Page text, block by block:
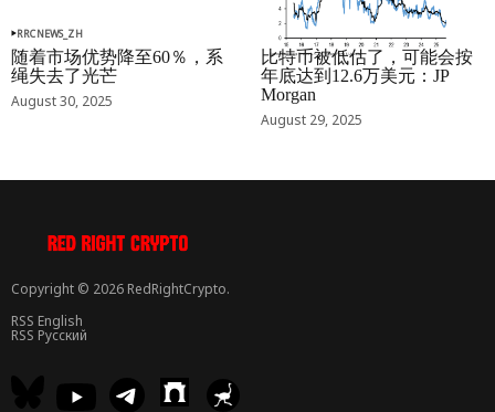
RRCNEWS_ZH
随着市场优势降至60％，系
绳失去了光芒
August 30, 2025
RRCNEWS_ZH
比特币被低估了，可能会按
年底达到12.6万美元：JP
Morgan
August 29, 2025
Copyright © 2026 RedRightCrypto.
RSS English
RSS Русский